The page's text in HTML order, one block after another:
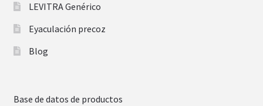
LEVITRA Genérico
Eyaculación precoz
Blog
Base de datos de productos